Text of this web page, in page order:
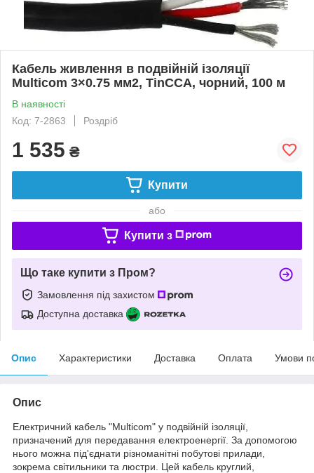
Кабель живлення в подвійній ізоляції
Multicom 3×0.75 мм2, TinCCA, чорний, 100 м
В наявності
Код: 7-2863
Роздріб
1 535 ₴
Купити
або
Купити з
Що таке купити з Пром?
Замовлення під захистом
Доступна доставка
Опис Характеристики Доставка Оплата Умови
Опис
Електричний кабель "Multicom" у подвійній ізоляції,
призначений для передавання електроенергії. За допомогою
нього можна під'єднати різноманітні побутові прилади,
зокрема світильники та люстри. Цей кабель круглий,